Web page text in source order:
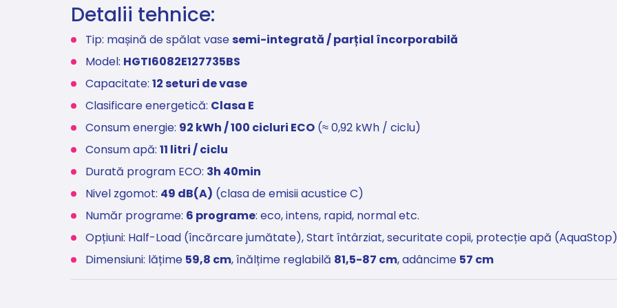
Detalii tehnice:
Tip: mașină de spălat vasesemi-integrată / parțial încorporabilă
Model: HGTI6082E127735BS
Capacitate: 12 seturi de vase
Clasificare energetică: Clasa E
Consum energie: 92 kWh / 100 cicluri ECO(≈ 0,92 kWh / ciclu)
Consum apă: 11 litri / ciclu
Durată program ECO: 3h 40min
Nivel zgomot: 49 dB(A) (clasa de emisii acustice C)
Număr programe: 6 programe: eco, intens, rapid, normal etc.
Opțiuni: Half-Load (încărcare jumătate), Start întârziat, securitate copii, protecție apă
Dimensiuni: lățime 59,8 cm, înălțime reglabilă 81,5-87 cm, adâncime 57 cm